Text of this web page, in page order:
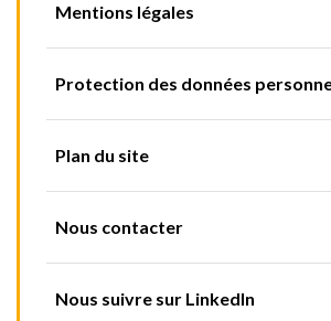
Mentions légales
Protection des données
Plan du site
Nous contacter
Nous suivre sur LinkedIn